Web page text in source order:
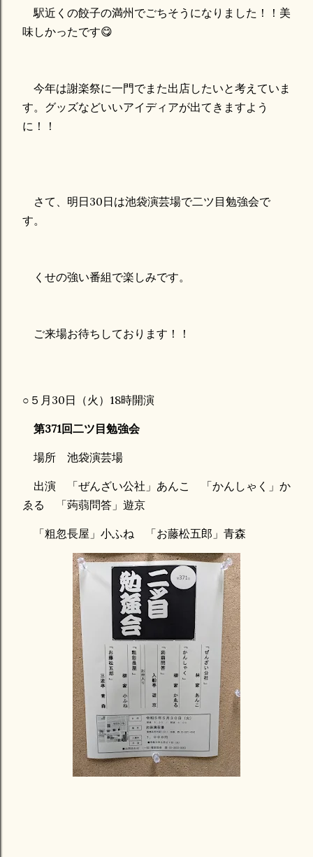
駅近くの餃子の満州でごちそうになりました！！美
味しかったです😋
今年は謝楽祭に一門でまた出店したいと考えていま
す。グッズなどいいアイディアが出てきますよう
に！！
さて、明日30日は池袋演芸場で二ツ目勉強会で
す。
くせの強い番組で楽しみです。
ご来場お待ちしております！！
○５月30日（火）18時開演
第371回二ツ目勉強会
場所 池袋演芸場
出演 「ぜんざい公社」あんこ 「かんしゃく」か
ゑる 「蒟蒻問答」遊京
「粗忽長屋」小ふね 「お藤松五郎」青森